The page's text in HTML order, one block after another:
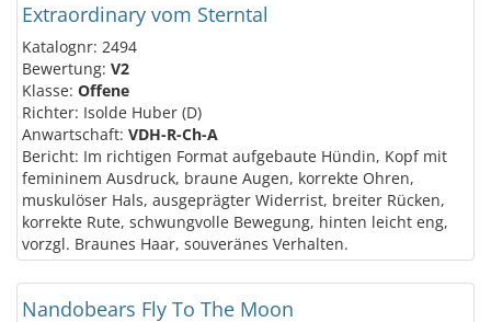
Extraordinary vom Sterntal
Katalognr: 2494
Bewertung: V2
Klasse: Offene
Richter: Isolde Huber (D)
Anwartschaft: VDH-R-Ch-A
Bericht: Im richtigen Format aufgebaute Hündin, Kopf mit
femininem Ausdruck, braune Augen, korrekte Ohren,
muskulöser Hals, ausgeprägter Widerrist, breiter Rücken,
korrekte Rute, schwungvolle Bewegung, hinten leicht eng,
vorzgl. Braunes Haar, souveränes Verhalten.
Nandobears Fly To The Moon